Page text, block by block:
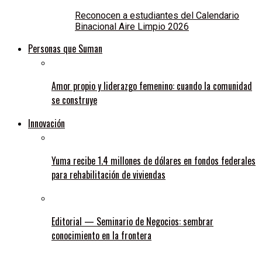
Reconocen a estudiantes del Calendario
Binacional Aire Limpio 2026
Personas que Suman
Amor propio y liderazgo femenino: cuando la comunidad
se construye
Innovación
Yuma recibe 1.4 millones de dólares en fondos federales
para rehabilitación de viviendas
Editorial — Seminario de Negocios: sembrar
conocimiento en la frontera